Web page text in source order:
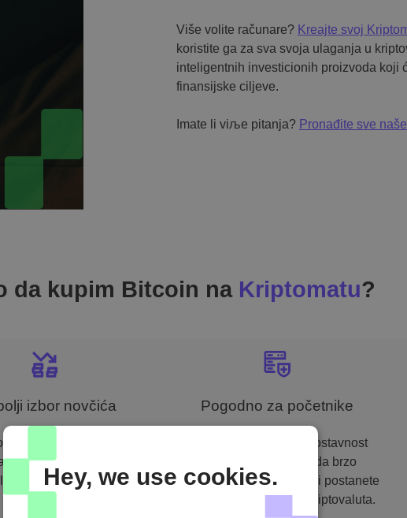
Više volite računare? Kreajte svoj
koristite ga za sva svoja ulaganja u
inteligentnih investicionih proizvoda koji
finansijske ciljeve.
Imate li viљe pitanja? Pronađite sve
da kupim Bitcoin na Kriptomatu?
izbor novčića
momentalnu kupovinu
novčića i tokena,
Bitcoin-a.
Pogodno za početnike
Fokusiramo se na jednostavnost
kako bismo osigurali da brzo
savladate našu platformu i postanete
samouvereni investitor kriptovaluta.
Hey, we use cookies.